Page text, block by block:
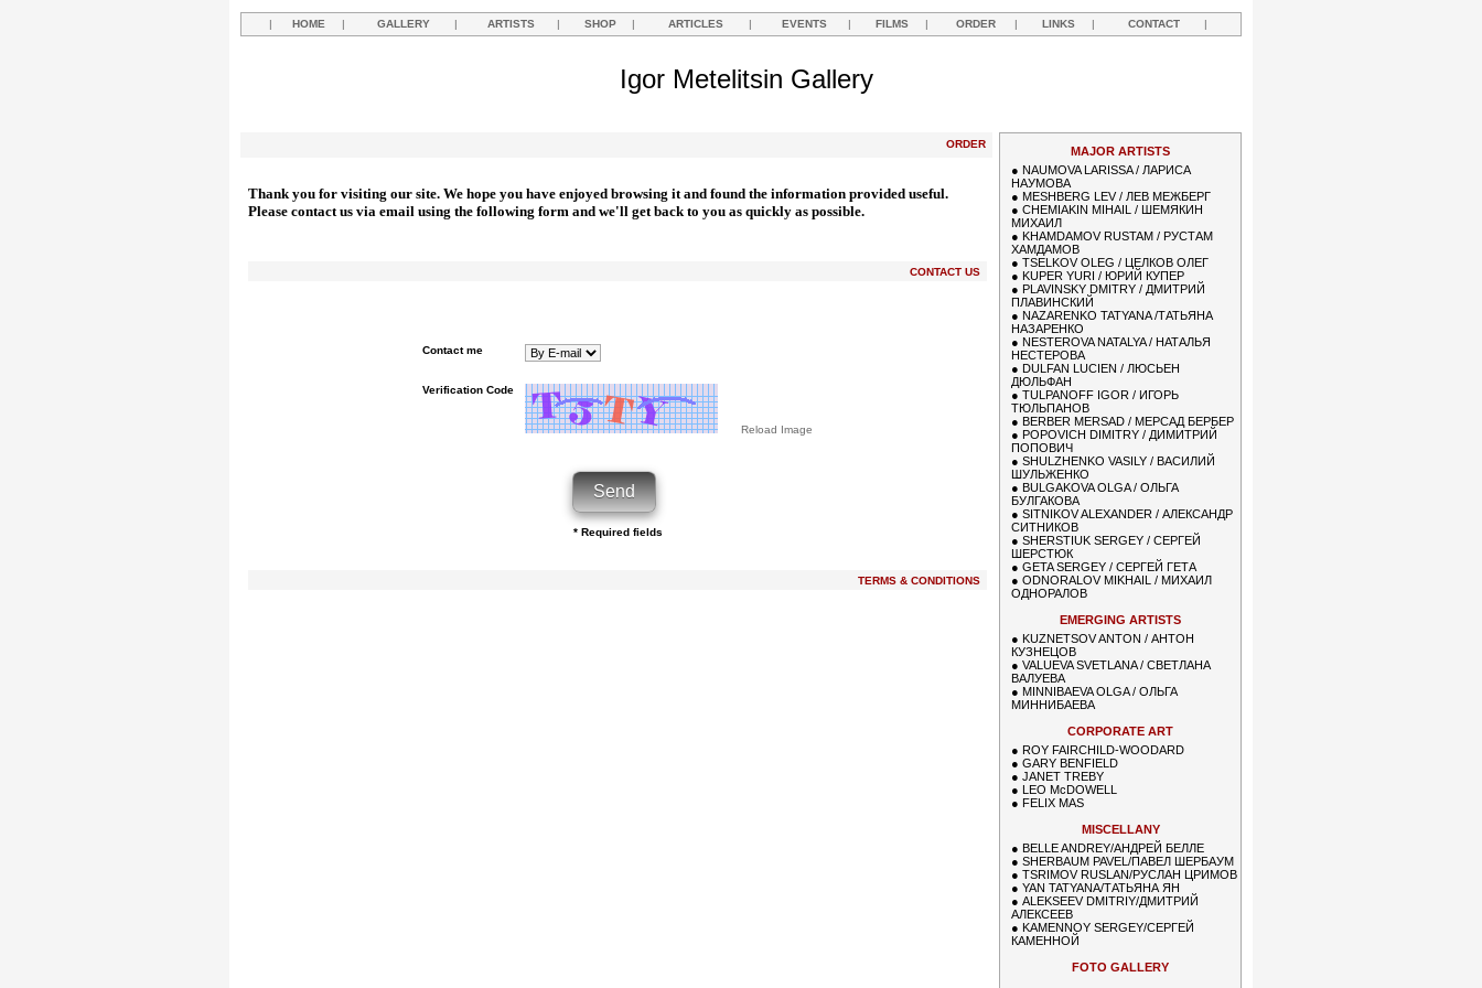
| HOME | GALLERY | ARTISTS | SHOP | ARTICLES | EVENTS | FILMS | ORDER | LINKS | CONTACT |
Igor Metelitsin Gallery
ORDER
Thank you for visiting our site. We hope you have enjoyed browsing it and found the information provided useful.
Please contact us via email using the following form and we'll get back to you as quickly as possible.
CONTACT US
Contact me
Verification Code
Reload Image
* Required fields
TERMS & CONDITIONS
MAJOR ARTISTS
● NAUMOVA LARISSA / ЛАРИСА
НАУМОВА
● MESHBERG LEV / ЛЕВ МЕЖБЕРГ
● CHEMIAKIN MIHAIL / ШЕМЯКИН
МИХАИЛ
● KHAMDAMOV RUSTAM / РУСТАМ
ХАМДАМОВ
● TSELKOV OLEG / ЦЕЛКОВ ОЛЕГ
● KUPER YURI / ЮРИЙ КУПЕР
● PLAVINSKY DMITRY / ДМИТРИЙ
ПЛАВИНСКИЙ
● NAZARENKO TATYANA /ТАТЬЯНА
НАЗАРЕНКО
● NESTEROVA NATALYA / НАТАЛЬЯ
НЕСТЕРОВА
● DULFAN LUCIEN / ЛЮСЬЕН
ДЮЛЬФАН
● TULPANOFF IGOR / ИГОРЬ
ТЮЛЬПАНОВ
● BERBER MERSAD / МЕРСАД БЕРБЕР
● POPOVICH DIMITRY / ДИМИТРИЙ
ПОПОВИЧ
● SHULZHENKO VASILY / ВАСИЛИЙ
ШУЛЬЖЕНКО
● BULGAKOVA OLGA / ОЛЬГА
БУЛГАКОВА
● SITNIKOV ALEXANDER / АЛЕКСАНДР
СИТНИКОВ
● SHERSTIUK SERGEY / СЕРГЕЙ
ШЕРСТЮК
● GETA SERGEY / СЕРГЕЙ ГЕТА
● ODNORALOV MIKHAIL / МИХАИЛ
ОДНОРАЛОВ
EMERGING ARTISTS
● KUZNETSOV ANTON / АНТОН
КУЗНЕЦОВ
● VALUEVA SVETLANA / СВЕТЛАНА
ВАЛУЕВА
● MINNIBAEVA OLGA / ОЛЬГА
МИННИБАЕВА
CORPORATE ART
● ROY FAIRCHILD-WOODARD
● GARY BENFIELD
● JANET TREBY
● LEO McDOWELL
● FELIX MAS
MISCELLANY
● BELLE ANDREY/АНДРЕЙ БЕЛЛЕ
● SHERBAUM PAVEL/ПАВЕЛ ШЕРБАУМ
● TSRIMOV RUSLAN/РУСЛАН ЦРИМОВ
● YAN TATYANA/ТАТЬЯНА ЯН
● ALEKSEEV DMITRIY/ДМИТРИЙ
АЛЕКСЕЕВ
● KAMENNOY SERGEY/СЕРГЕЙ
КАМЕННОЙ
FOTO GALLERY